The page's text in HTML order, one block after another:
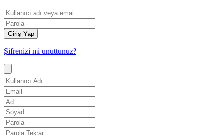
Giriş Yap
Şifrenizi mi unuttunuz?